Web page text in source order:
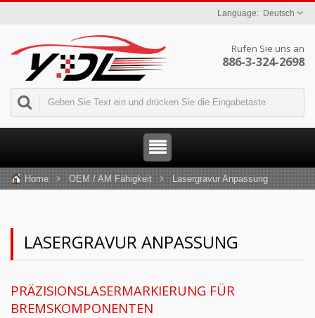
Deutsch
Rufen Sie uns an
886-3-324-2698
Home OEM / AM Fähigkeit Lasergravur Anpassung
LASERGRAVUR ANPASSUNG
PRÄZISIONSLASERMARKIERUNG FÜR
BREMSKOMPONENTEN